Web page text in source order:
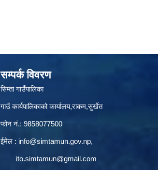
सम्पर्क विवरण
सिम्ता गाउँपालिका
गाउँ कार्यपालिकाको कार्यालय,राकम,सुर्खेत
फोन नं.: 9858077500
ईमेल‌ : info@simtamun.gov.np,
ito.simtamun@gmail.com